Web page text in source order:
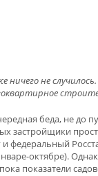
не
беда, не
застройщики
и федеральный
октябре).
показатели